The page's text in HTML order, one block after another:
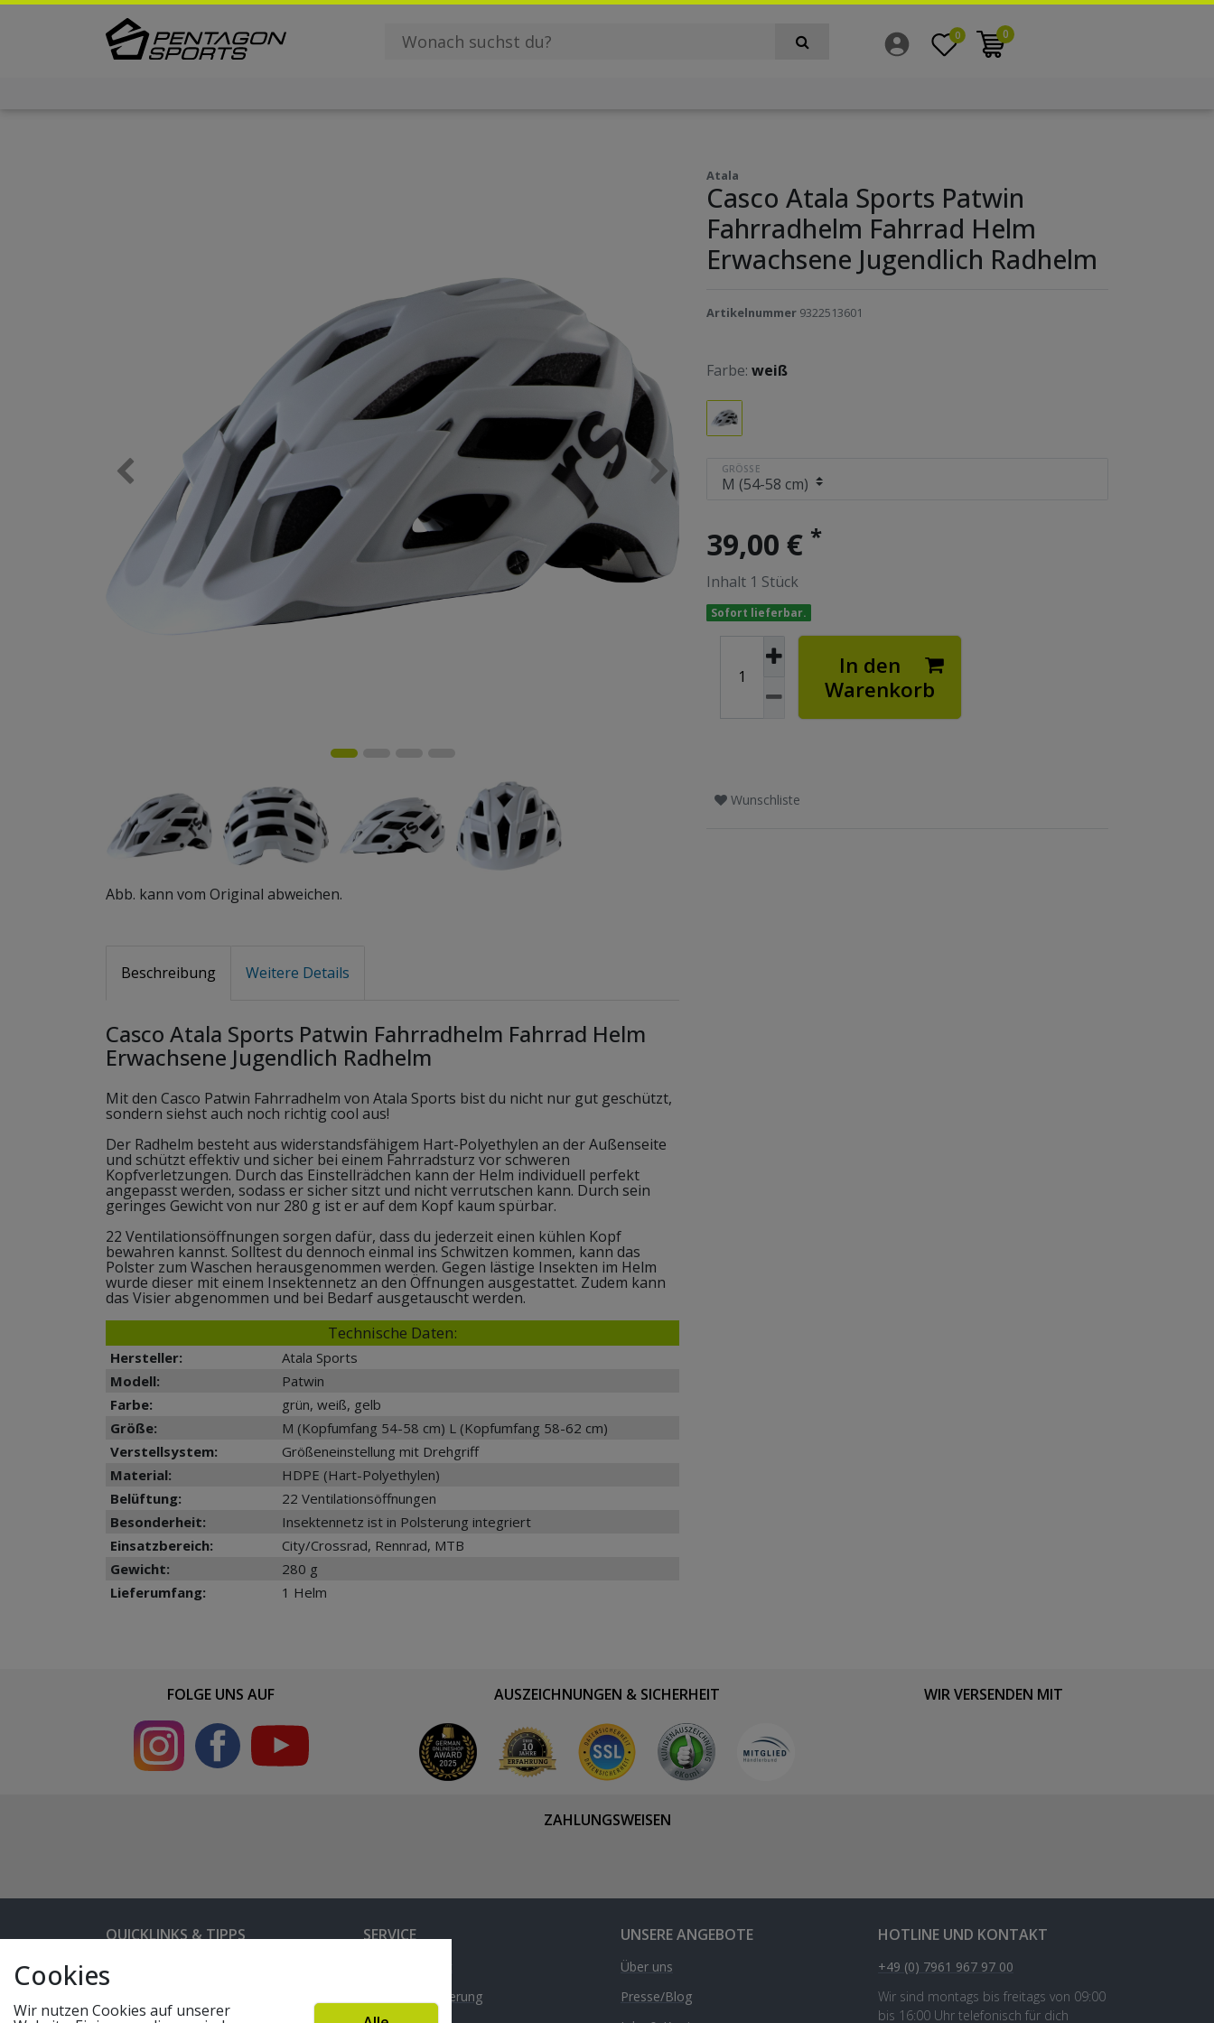
0 0
Abb. kann vom Original abweichen.
Atala
Casco Atala Sports Patwin
Fahrradhelm Fahrrad Helm
Erwachsene Jugendlich Radhelm
Artikelnummer 9322513601
Farbe: weiß
GRÖSSE
39,00 € *
Inhalt 1 Stück
Sofort lieferbar.
In den
Warenkorb
Wunschliste
Beschreibung Weitere Details
Casco Atala Sports Patwin Fahrradhelm Fahrrad Helm
Erwachsene Jugendlich Radhelm
Mit den Casco Patwin Fahrradhelm von Atala Sports bist du nicht nur gut geschützt,
sondern siehst auch noch richtig cool aus!
Der Radhelm besteht aus widerstandsfähigem Hart-Polyethylen an der Außenseite
und schützt effektiv und sicher bei einem Fahrradsturz vor schweren
Kopfverletzungen. Durch das Einstellrädchen kann der Helm individuell perfekt
angepasst werden, sodass er sicher sitzt und nicht verrutschen kann. Durch sein
geringes Gewicht von nur 280 g ist er auf dem Kopf kaum spürbar.
22 Ventilationsöffnungen sorgen dafür, dass du jederzeit einen kühlen Kopf
bewahren kannst. Solltest du dennoch einmal ins Schwitzen kommen, kann das
Polster zum Waschen herausgenommen werden. Gegen lästige Insekten im Helm
wurde dieser mit einem Insektennetz an den Öffnungen ausgestattet. Zudem kann
das Visier abgenommen und bei Bedarf ausgetauscht werden.
Technische Daten:
Hersteller:
Atala Sports
Modell:
Patwin
Farbe:
grün, weiß, gelb
Größe:
M (Kopfumfang 54-58 cm) L (Kopfumfang 58-62 cm)
Verstellsystem:
Größeneinstellung mit Drehgriff
Material:
HDPE (Hart-Polyethylen)
Belüftung:
22 Ventilationsöffnungen
Besonderheit:
Insektennetz ist in Polsterung integriert
Einsatzbereich:
City/Crossrad, Rennrad, MTB
Gewicht:
280 g
Lieferumfang:
1 Helm
FOLGE UNS AUF AUSZEICHNUNGEN & SICHERHEIT WIR VERSENDEN MIT
ZAHLUNGSWEISEN
QUICKLINKS & TIPPS SERVICE
Versand & Lieferung
UNSERE ANGEBOTE
Über uns
Presse/Blog
HOTLINE UND KONTAKT
+49 (0) 7961 967 97 00
Wir sind montags bis freitags von 09:00
bis 16:00 Uhr telefonisch für dich
Cookies
Wir nutzen Cookies auf unserer